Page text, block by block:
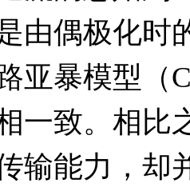
由偶极化时
亚暴模型（
一致。相比
输能力，却